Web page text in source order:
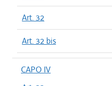
Art. 32
Art. 32 bis
CAPO IV